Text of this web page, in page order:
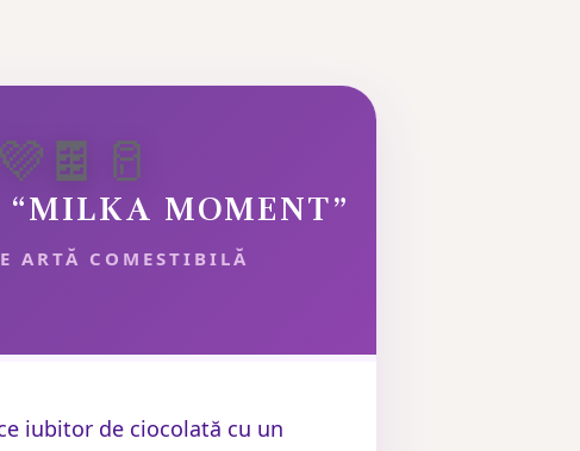
💜🍫🥛
“MILKA MOMENT”
ARTĂ COMESTIBILĂ
iubitor de ciocolată cu un